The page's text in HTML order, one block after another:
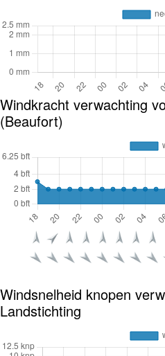
Windkracht verwachting
(Beaufort)
Windsnelheid knopen
Landstichting